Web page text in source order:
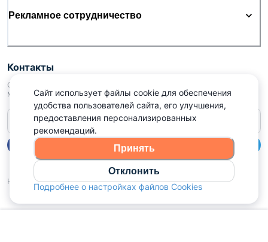
Рекламное сотрудничество
Контакты
ООО «Аниксмедиа» УНП 191299645, Юридический адрес: 220053, г.
Минск, Старовиленский тракт 87, офис 303
Справочный центр
Наш рейтинг5из5(1040): Войдите чтобы оценить
Сайт использует файлы cookie для обеспечения
удобства пользователей сайта, его улучшения,
предоставления персонализированных
рекомендаций.
Принять
Отклонить
Подробнее о настройках файлов Cookies